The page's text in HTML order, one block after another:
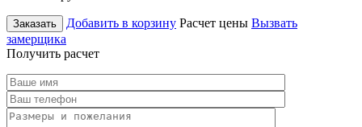
Заказать Добавить в корзину Расчет цены Вызвать
замерщика
Получить расчет